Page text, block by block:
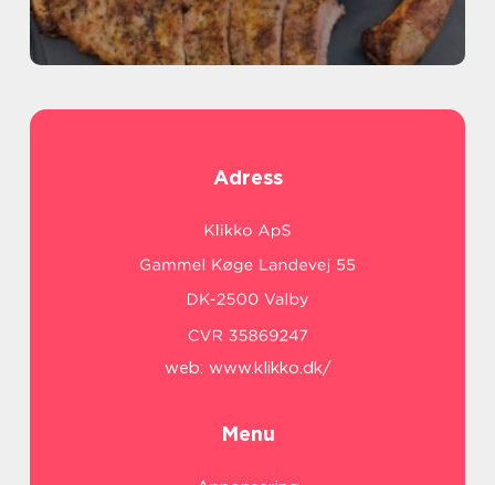
Adress
web: www.klikko.dk/
Menu